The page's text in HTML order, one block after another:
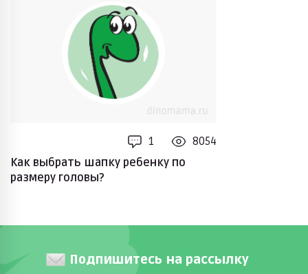
1
8054
Как выбрать шапку ребенку по
размеру головы?
Подпишитесь на рассылку